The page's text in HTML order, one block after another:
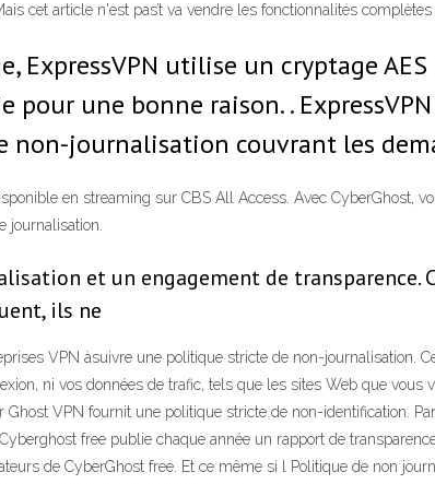
cet article n'est pas’t va vendre les fonctionnalités
ExpressVPN utilise un cryptage
pour une bonne raison. .
journalisation couvrant les
en streaming sur CBS All Access. Avec
journalisation.
et un engagement de
ils ne
VPN àsuivre une politique stricte de non-journalisation.
ni vos données de trafic, tels que les sites Web que
VPN fournit une politique stricte de non-identification.
free publie chaque année un rapport de
de CyberGhost free. Et ce même si l Politique de non